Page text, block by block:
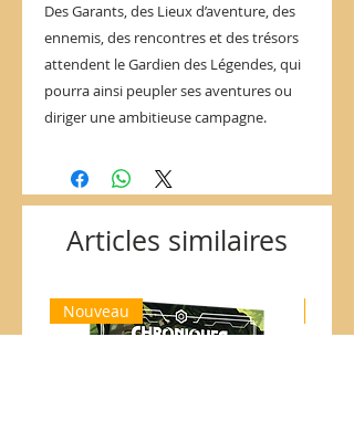
Des Garants, des Lieux d’aventure, des
ennemis, des rencontres et des trésors
attendent le Gardien des Légendes, qui
pourra ainsi peupler ses aventures ou
diriger une ambitieuse campagne.
Articles similaires
Nouveau